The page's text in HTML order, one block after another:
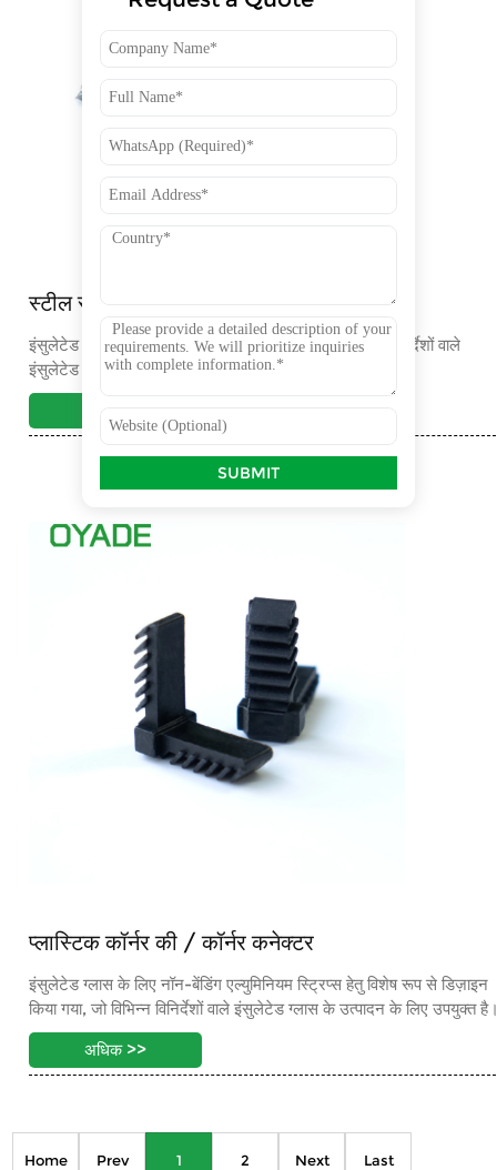
स्टील स्ट्रेट कनेक्टर पीस
इंसुलेटेड ग्लास के लिए विशेष एकीकृत बेंडिंग स्पेसर, जो विभिन्न विनिर्देशों वाले
इंसुलेटेड ग्लास के उत्पादन के लिए उपयुक्त है।
प्लास्टिक कॉर्नर की / कॉर्नर कनेक्टर
इंसुलेटेड ग्लास के लिए नॉन-बेंडिंग एल्युमिनियम स्ट्रिप्स हेतु विशेष रूप से डिज़ाइन
किया गया, जो विभिन्न विनिर्देशों वाले इंसुलेटेड ग्लास के उत्पादन के लिए उपयुक्त
अधिक >>
Home Prev 1 2 Next Last